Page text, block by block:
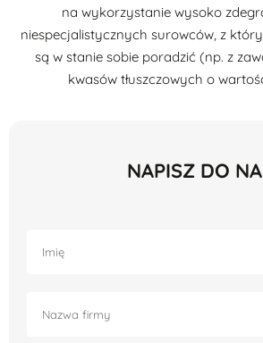
na wykorzystanie wysoko
niespecjalistycznych surowców, z
są w stanie sobie poradzić (np. z
kwasów tłuszczowych o
NAPISZ DO